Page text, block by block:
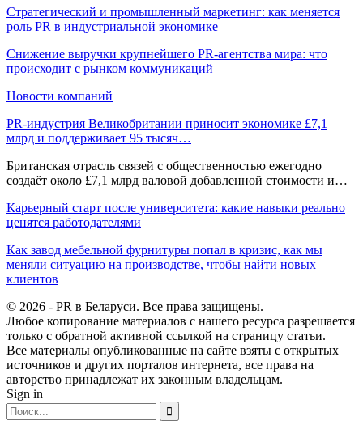
Стратегический и промышленный маркетинг: как меняется
роль PR в индустриальной экономике
Снижение выручки крупнейшего PR-агентства мира: что
происходит с рынком коммуникаций
Новости компаний
PR-индустрия Великобритании приносит экономике £7,1
млрд и поддерживает 95 тысяч…
Британская отрасль связей с общественностью ежегодно
создаёт около £7,1 млрд валовой добавленной стоимости и…
Карьерный старт после университета: какие навыки реально
ценятся работодателями
Как завод мебельной фурнитуры попал в кризис, как мы
меняли ситуацию на производстве, чтобы найти новых
клиентов
© 2026 - PR в Беларуси. Все права защищены.
Любое копирование материалов с нашего ресурса разрешается
только с обратной активной ссылкой на страницу статьи.
Все материалы опубликованные на сайте взяты с открытых
источников и других порталов интернета, все права на
авторство принадлежат их законным владельцам.
Sign in